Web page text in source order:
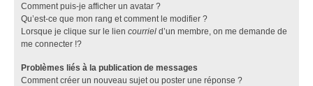
Comment puis-je afficher un avatar ?
Qu’est-ce que mon rang et comment le modifier ?
Lorsque je clique sur le lien courriel d’un membre, on me demande de
me connecter !?
Problèmes liés à la publication de messages
Comment créer un nouveau sujet ou poster une réponse ?